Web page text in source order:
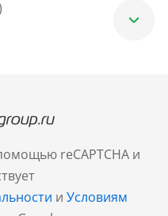
reCAPTCHA и
и Условиям